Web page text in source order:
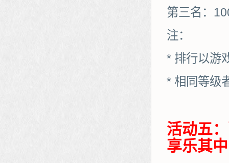
第三名：
注：
* 排行以游
* 相同等级
活动五
享乐其中